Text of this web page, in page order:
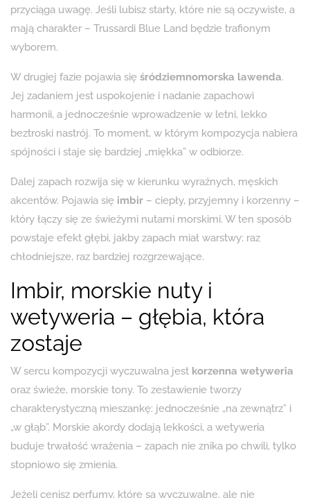
przyciąga uwagę. Jeśli lubisz starty, które nie są oczywiste, a
mają charakter – Trussardi Blue Land będzie trafionym
wyborem.
W drugiej fazie pojawia się śródziemnomorska lawenda.
Jej zadaniem jest uspokojenie i nadanie zapachowi
harmonii, a jednocześnie wprowadzenie w letni, lekko
beztroski nastrój. To moment, w którym kompozycja nabiera
spójności i staje się bardziej „miękka” w odbiorze.
Dalej zapach rozwija się w kierunku wyraźnych, męskich
akcentów. Pojawia się imbir – ciepły, przyjemny i korzenny –
który łączy się ze świeżymi nutami morskimi. W ten sposób
powstaje efekt głębi, jakby zapach miał warstwy: raz
chłodniejsze, raz bardziej rozgrzewające.
Imbir, morskie nuty i
wetyweria – głębia, która
zostaje
W sercu kompozycji wyczuwalna jest korzenna wetyweria
oraz świeże, morskie tony. To zestawienie tworzy
charakterystyczną mieszankę: jednocześnie „na zewnątrz” i
„w głąb”. Morskie akordy dodają lekkości, a wetyweria
buduje trwałość wrażenia – zapach nie znika po chwili, tylko
stopniowo się zmienia.
Jeżeli cenisz perfumy, które są wyczuwalne, ale nie